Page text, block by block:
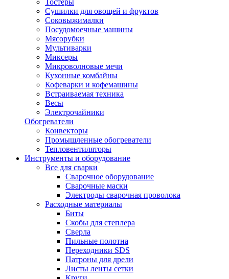
Тостеры
Сушилки для овощей и фруктов
Соковыжималки
Посудомоечные машины
Мясорубки
Мультиварки
Миксеры
Микроволновые мечи
Кухонные комбайны
Кофеварки и кофемашины
Встраиваемая техника
Весы
Электрочайники
Обогреватели
Конвекторы
Промышленные обогреватели
Тепловентиляторы
Инструменты и оборудование
Все для сварки
Сварочное оборудование
Сварочные маски
Электроды сварочная проволока
Расходные материалы
Биты
Скобы для степлера
Сверла
Пильные полотна
Переходники SDS
Патроны для дрели
Листы ленты сетки